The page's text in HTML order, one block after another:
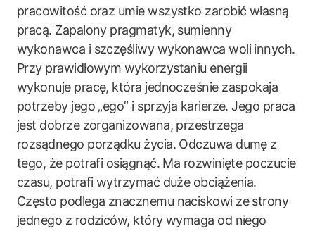
pracowitość oraz umie wszystko zarobić własną
pracą. Zapalony pragmatyk, sumienny
wykonawca i szczęśliwy wykonawca woli innych.
Przy prawidłowym wykorzystaniu energii
wykonuje pracę, która jednocześnie zaspokaja
potrzeby jego „ego” i sprzyja karierze. Jego praca
jest dobrze zorganizowana, przestrzega
rozsądnego porządku życia. Odczuwa dumę z
tego, że potrafi osiągnąć. Ma rozwinięte poczucie
czasu, potrafi wytrzymać duże obciążenia.
Często podlega znacznemu naciskowi ze strony
jednego z rodziców, który wymaga od niego